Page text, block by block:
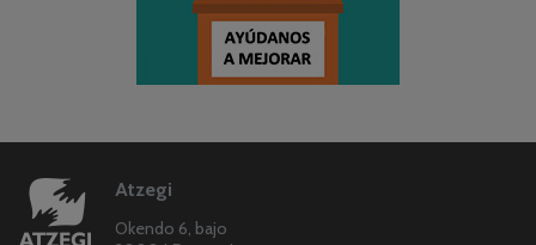
Atzegi
Okendo 6, bajo